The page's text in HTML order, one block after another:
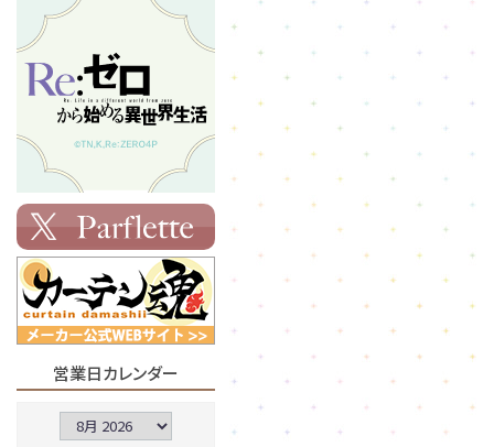
営業日カレンダー